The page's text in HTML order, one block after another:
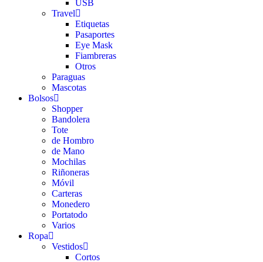
USB
Travel
Etiquetas
Pasaportes
Eye Mask
Fiambreras
Otros
Paraguas
Mascotas
Bolsos
Shopper
Bandolera
Tote
de Hombro
de Mano
Mochilas
Riñoneras
Móvil
Carteras
Monedero
Portatodo
Varios
Ropa
Vestidos
Cortos